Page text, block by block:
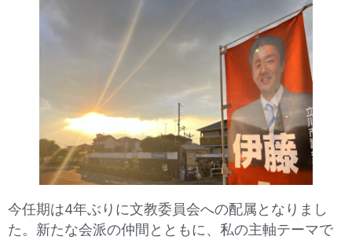
今任期は4年ぶりに文教委員会への配属となりまし
た。新たな会派の仲間とともに、私の主軸テーマで